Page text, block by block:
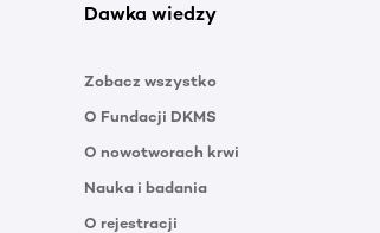
Dawka wiedzy
Zobacz wszystko
O Fundacji DKMS
O nowotworach krwi
Nauka i badania
O rejestracji